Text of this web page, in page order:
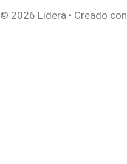
© 2026 Lidera • Creado con